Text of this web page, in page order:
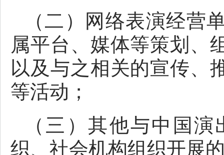
（二）网络表演经营
属平台、媒体等策划、
以及与之相关的宣传、
等活动；
（三）其他与中国
织、社会机构组织开展